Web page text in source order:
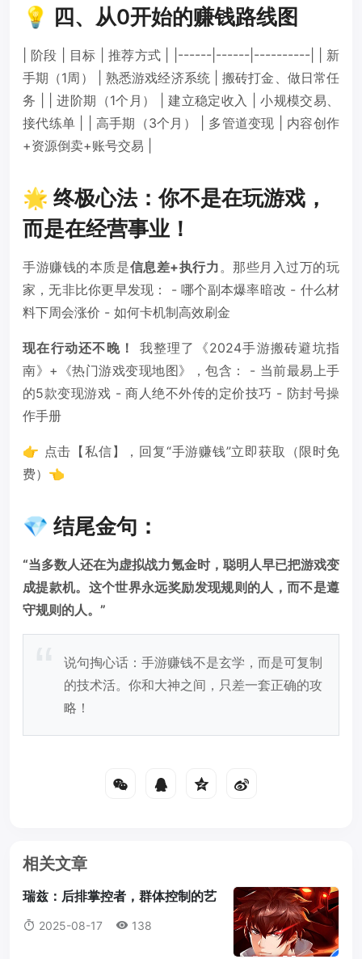
💡 四、从0开始的赚钱路线图
| 阶段 | 目标 | 推荐方式 | |------|------|----------| | 新
手期（1周） | 熟悉游戏经济系统 | 搬砖打金、做日常任
务 | | 进阶期（1个月） | 建立稳定收入 | 小规模交易、
接代练单 | | 高手期（3个月） | 多管道变现 | 内容创作
+资源倒卖+账号交易 |
🌟 终极心法：你不是在玩游戏，
而是在经营事业！
手游赚钱的本质是信息差+执行力 。那些月入过万的玩
家，无非比你更早发现： - 哪个副本爆率暗改 - 什么材
料下周会涨价 - 如何卡机制高效刷金
现在行动还不晚！
我整理了《2024手游搬砖避坑指
南》+《热门游戏变现地图》，包含： - 当前最易上手
的5款变现游戏 - 商人绝不外传的定价技巧 - 防封号操
作手册
👉 点击【私信】，回复“手游赚钱”立即获取（限时免
费）👈
💎 结尾金句：
“当多数人还在为虚拟战力氪金时，聪明人早已把游戏变
成提款机。这个世界永远奖励发现规则的人，而不是遵
守规则的人。”
说句掏心话：手游赚钱不是玄学，而是可复制
的技术活。你和大神之间，只差一套正确的攻
略！
相关文章
瑞兹：后排掌控者，群体控制的艺
术大师
2025-08-17 138